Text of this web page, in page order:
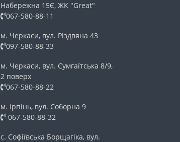
Набережна 15Є, ЖК "Great"
067-580-88-11
м. Черкаси, вул. Різдвяна 43
097-580-88-33
м. Черкаси, вул. Сумгаїтська 8/9,
2 поверх
067-580-88-22
м. Ірпінь, вул. Соборна 9
067-580-88-32
с. Софіївська Борщагіка, вул.